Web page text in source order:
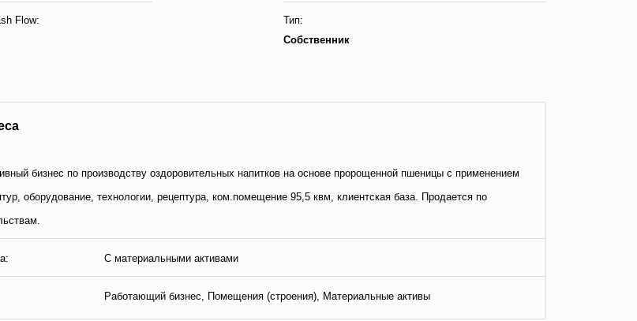
Flow:
Тип:
Собственник
бизнес по производству оздоровительных напитков на основе пророщенной пшеницы с применением
оборудование, технологии, рецептура, ком.помещение 95,5 квм, клиентская база. Продается по
С материальными активами
Работающий бизнес, Помещения (строения), Материальные активы